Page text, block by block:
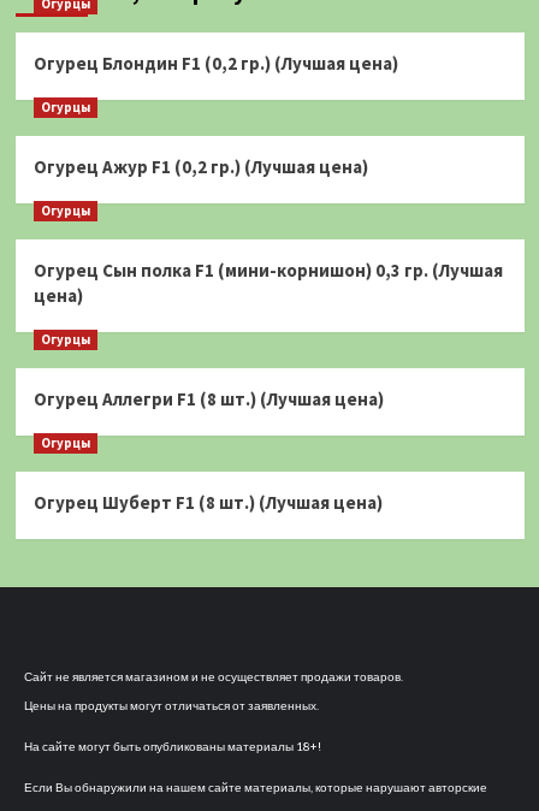
Огурцы
Огурец Блондин F1 (0,2 гр.) (Лучшая цена)
Огурцы
Огурец Ажур F1 (0,2 гр.) (Лучшая цена)
Огурцы
Огурец Сын полка F1 (мини-корнишон) 0,3 гр. (Лучшая
цена)
Огурцы
Огурец Аллегри F1 (8 шт.) (Лучшая цена)
Огурцы
Огурец Шуберт F1 (8 шт.) (Лучшая цена)
Сайт не является магазином и не осуществляет продажи товаров.
Цены на продукты могут отличаться от заявленных.
На сайте могут быть опубликованы материалы 18+!
Если Вы обнаружили на нашем сайте материалы, которые нарушают авторские